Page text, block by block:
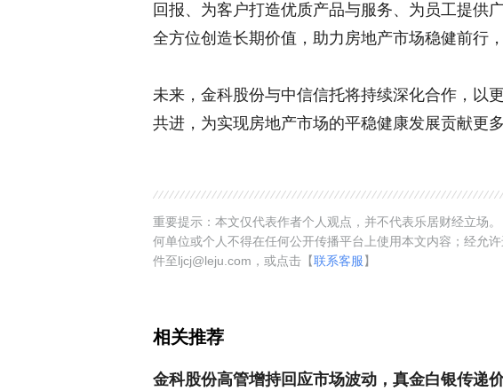
回报、为客户打造优质产品与服务、为员工提供
全方位创造长期价值，助力房地产市场稳健前行
未来，金科股份与中信信托将持续深化合作，以
共进，为实现房地产市场的平稳健康发展贡献更多
重要提示：本文仅代表作者个人观点，并不代表乐居财经立场
何单位或个人不得在任何公开传播平台上使用本文内容；经允
件至ljcj@leju.com，或点击【联系客服】
相关推荐
金科股份高管增持回应市场波动，真金白银传递